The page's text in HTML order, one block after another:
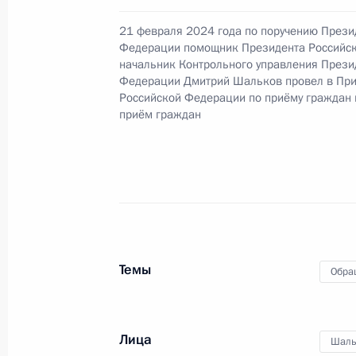
О ходе исполнения поручения,
конференц-связи жительницы
Президента Российской
21 февраля 2024 года, среда
помощник Президента Российской
21 февраля 2024 года по поручению
Федерации помощник Президента
начальник Контрольного управления
Федерации Дмитрий Шальков провел в
Российской Федерации по приёму
приём граждан
Темы
Лица